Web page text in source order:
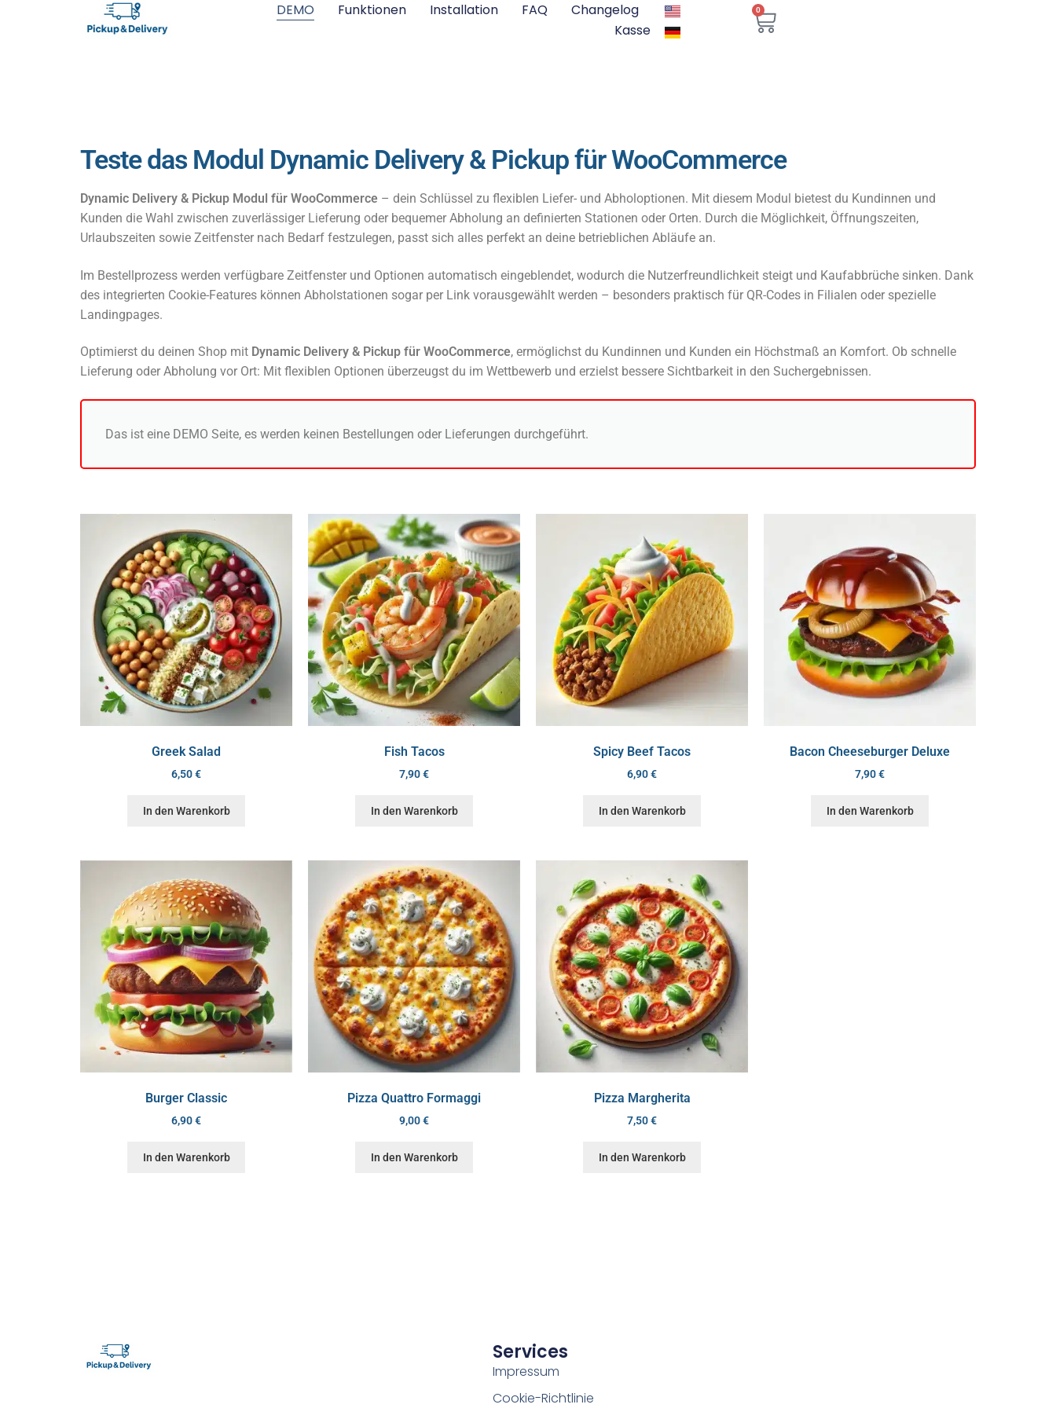
DEMO Funktionen Installation FAQ
Changelog
Kasse
0
Teste das Modul Dynamic Delivery & Pickup für WooCommerce
Dynamic Delivery & Pickup Modul für WooCommerce – dein Schlüssel zu flexiblen Liefer- und Abholoptionen. Mit diesem Modul bietest du Kundinnen und
Kunden die Wahl zwischen zuverlässiger Lieferung oder bequemer Abholung an definierten Stationen oder Orten. Durch die Möglichkeit, Öffnungszeiten,
Urlaubszeiten sowie Zeitfenster nach Bedarf festzulegen, passt sich alles perfekt an deine betrieblichen Abläufe an.
Im Bestellprozess werden verfügbare Zeitfenster und Optionen automatisch eingeblendet, wodurch die Nutzerfreundlichkeit steigt und Kaufabbrüche sinken. Dank
des integrierten Cookie-Features können Abholstationen sogar per Link vorausgewählt werden – besonders praktisch für QR-Codes in Filialen oder spezielle
Landingpages.
Optimierst du deinen Shop mit Dynamic Delivery & Pickup für WooCommerce, ermöglichst du Kundinnen und Kunden ein Höchstmaß an Komfort. Ob schnelle
Lieferung oder Abholung vor Ort: Mit flexiblen Optionen überzeugst du im Wettbewerb und erzielst bessere Sichtbarkeit in den Suchergebnissen.
Das ist eine DEMO Seite, es werden keinen Bestellungen oder Lieferungen durchgeführt.
Greek Salad
6,50€
In den Warenkorb
Fish Tacos
7,90€
In den Warenkorb
Spicy Beef Tacos
6,90€
In den Warenkorb
Bacon Cheeseburger Deluxe
7,90€
In den Warenkorb
Burger Classic
6,90€
In den Warenkorb
Pizza Quattro Formaggi
9,00€
In den Warenkorb
Pizza Margherita
7,50€
In den Warenkorb
Services
Impressum
Cookie-Richtlinie